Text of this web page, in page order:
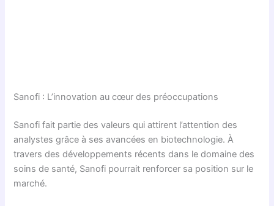
Sanofi : L’innovation au cœur des préoccupations
Sanofi fait partie des valeurs qui attirent l’attention des
analystes grâce à ses avancées en biotechnologie. À
travers des développements récents dans le domaine des
soins de santé, Sanofi pourrait renforcer sa position sur le
marché.